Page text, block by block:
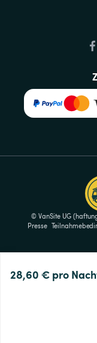
28,60 € pro
© VanSite UG
Presse